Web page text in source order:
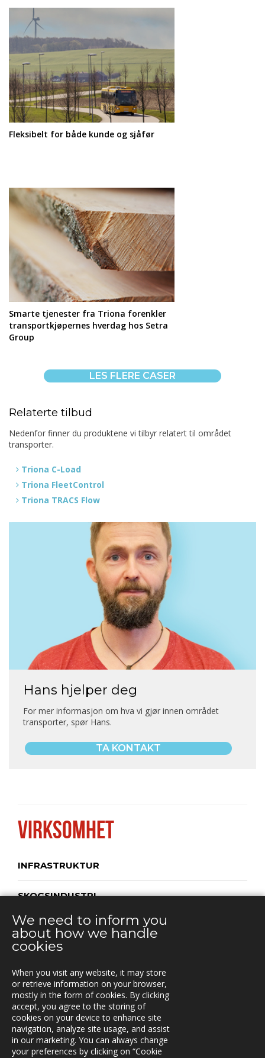
Fleksibelt for både kunde og sjåfør
Smarte tjenester fra Triona forenkler
transportkjøpernes hverdag hos Setra
Group
LES FLERE CASER
Relaterte tilbud
Nedenfor finner du produktene vi tilbyr relatert til området
transporter.
Triona C-Load
Triona FleetControl
Triona TRACS Flow
Hans hjelper deg
For mer informasjon om hva vi gjør innen området
transporter, spør Hans.
TA KONTAKT
VIRKSOMHET
INFRASTRUKTUR
SKOGSINDUSTRI
TRANSPORT
KONTAKT
Vestre Rosten 81,
7075 TILLER, Norway
Tfn. +47-72 90 00 30
post@triona.no
We need to inform you
about how we handle
cookies
When you visit any website, it may store
or retrieve information on your browser,
mostly in the form of cookies. By clicking
accept, you agree to the storing of
cookies on your device to enhance site
navigation, analyze site usage, and assist
in our marketing. You can always change
your preferences by clicking on “Cookie